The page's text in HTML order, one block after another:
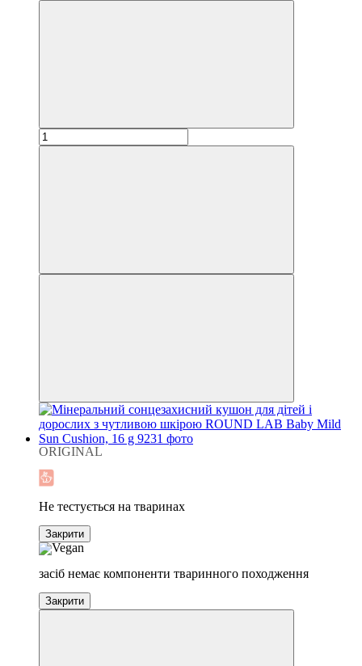
ORIGINAL
Не тестується на тваринах
Закрити
засіб немає компоненти тваринного походження
Закрити